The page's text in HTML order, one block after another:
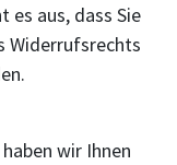
es aus, dass Sie
Widerrufsrechts
wir Ihnen